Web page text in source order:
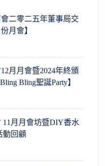
會二零二五年董事局交
月會】
月月會暨2024年終頒
Bling Bling聖誕Party】
11月月會坊暨DIY香水
動回顧